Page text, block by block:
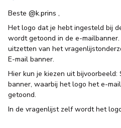
Beste ​ @k.prins ,
Het logo dat je hebt ingesteld bij
wordt getoond in de e-
uitzetten van het
E-mail banner.
Hier kun je kiezen uit
banner, waarbij het logo het e-
getoond.
In de vragenlijst zelf wordt het